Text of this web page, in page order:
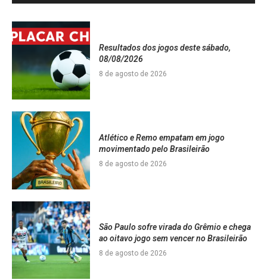
Resultados dos jogos deste sábado,
08/08/2026
8 de agosto de 2026
Atlético e Remo empatam em jogo
movimentado pelo Brasileirão
8 de agosto de 2026
São Paulo sofre virada do Grêmio e chega
ao oitavo jogo sem vencer no Brasileirão
8 de agosto de 2026